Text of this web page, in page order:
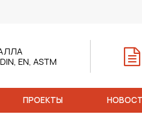
EN, ASTM
ПРОЕКТЫ